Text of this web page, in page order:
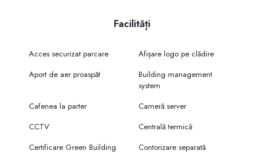
Centrul de afaceri UBC - URBAN BUSINESS CENTER este proiectat ca o
calitate și detalii, pentru a crea un nou reper pentru oraș. Rezultatul este
o clădire de birouri premium. Elegantă și în același timp extrem de
funcțională, care va oferi o experiență de confort chiriașilor.
- Oficii moderne, spații comerciale, restaurant, parcări.
CARACTERISTICI:
✅ P+9 etaje regim de înălțime;
✅250 locuri de parcare.
Facilități
Acces securizat parcare
Afișare logo pe clădire
Aport de aer proaspăt
Building management
system
Cafenea la parter
Cameră server
CCTV
Centrală termică
Certificare Green Building
Contorizare separată